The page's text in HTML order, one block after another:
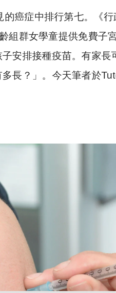
癌症中排行第七。《
組群女學童提供免費子
安排接種疫苗。有家長
長？」。今天筆者於